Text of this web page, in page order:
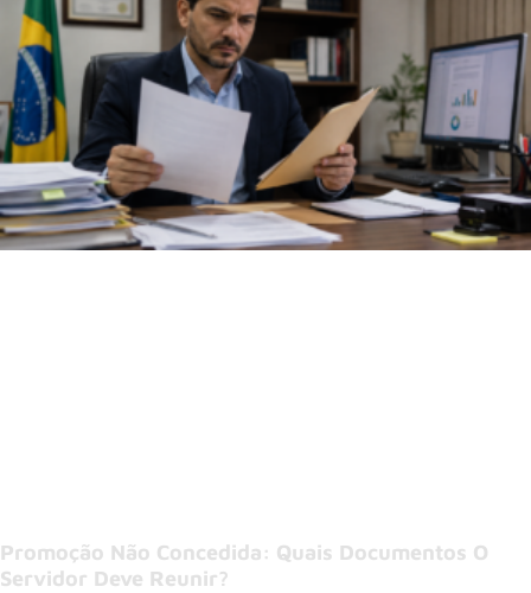
Promoção Não Concedida: Quais Documentos O
Servidor Deve Reunir?